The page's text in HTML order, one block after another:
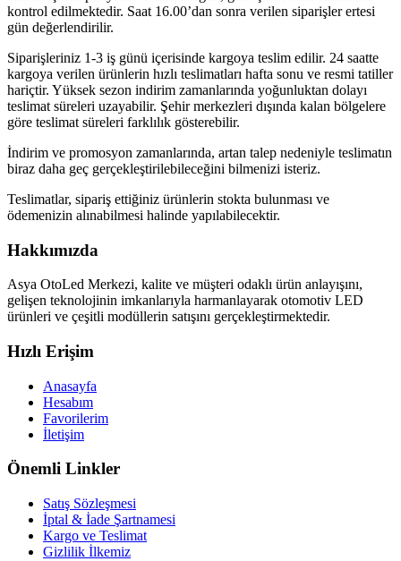
kontrol edilmektedir. Saat 16.00’dan sonra verilen siparişler ertesi
gün değerlendirilir.
Siparişleriniz 1-3 iş günü içerisinde kargoya teslim edilir. 24 saatte
kargoya verilen ürünlerin hızlı teslimatları hafta sonu ve resmi tatiller
hariçtir. Yüksek sezon indirim zamanlarında yoğunluktan dolayı
teslimat süreleri uzayabilir. Şehir merkezleri dışında kalan bölgelere
göre teslimat süreleri farklılık gösterebilir.
İndirim ve promosyon zamanlarında, artan talep nedeniyle teslimatın
biraz daha geç gerçekleştirilebileceğini bilmenizi isteriz.
Teslimatlar, sipariş ettiğiniz ürünlerin stokta bulunması ve
ödemenizin alınabilmesi halinde yapılabilecektir.
Hakkımızda
Asya OtoLed Merkezi, kalite ve müşteri odaklı ürün anlayışını,
gelişen teknolojinin imkanlarıyla harmanlayarak otomotiv LED
ürünleri ve çeşitli modüllerin satışını gerçekleştirmektedir.
Hızlı Erişim
Anasayfa
Hesabım
Favorilerim
İletişim
Önemli Linkler
Satış Sözleşmesi
İptal & İade Şartnamesi
Kargo ve Teslimat
Gizlilik İlkemiz